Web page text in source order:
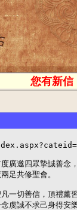
您有新信
廣邀四眾摯誠善念
足共修聖會。
一切善信，頂禮薰
虔誠不求己身得安